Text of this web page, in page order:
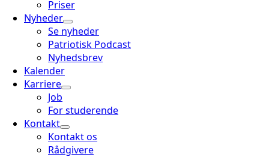
Priser
Nyheder
Se nyheder
Patriotisk Podcast
Nyhedsbrev
Kalender
Karriere
Job
For studerende
Kontakt
Kontakt os
Rådgivere